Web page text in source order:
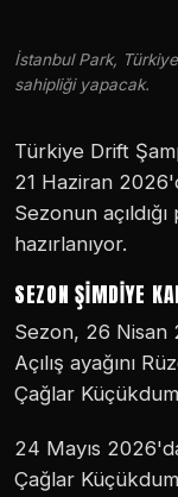
İstanbul Park,
sahipliği yapacak.
Türkiye Drift
21 Haziran
Sezonun
hazırlanıyor.
SEZON ŞIMDIYE
Sezon, 26 Nisan
Açılış ayağını
Çağlar
24 Mayıs
Çağlar